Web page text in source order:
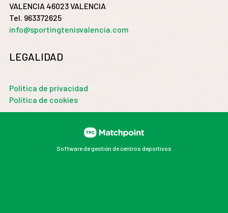
VALENCIA 46023 VALENCIA
Tel. 963372625
info@sportingtenisvalencia.com
LEGALIDAD
Política de privacidad
Política de cookies
Software de gestión de centros deportivos